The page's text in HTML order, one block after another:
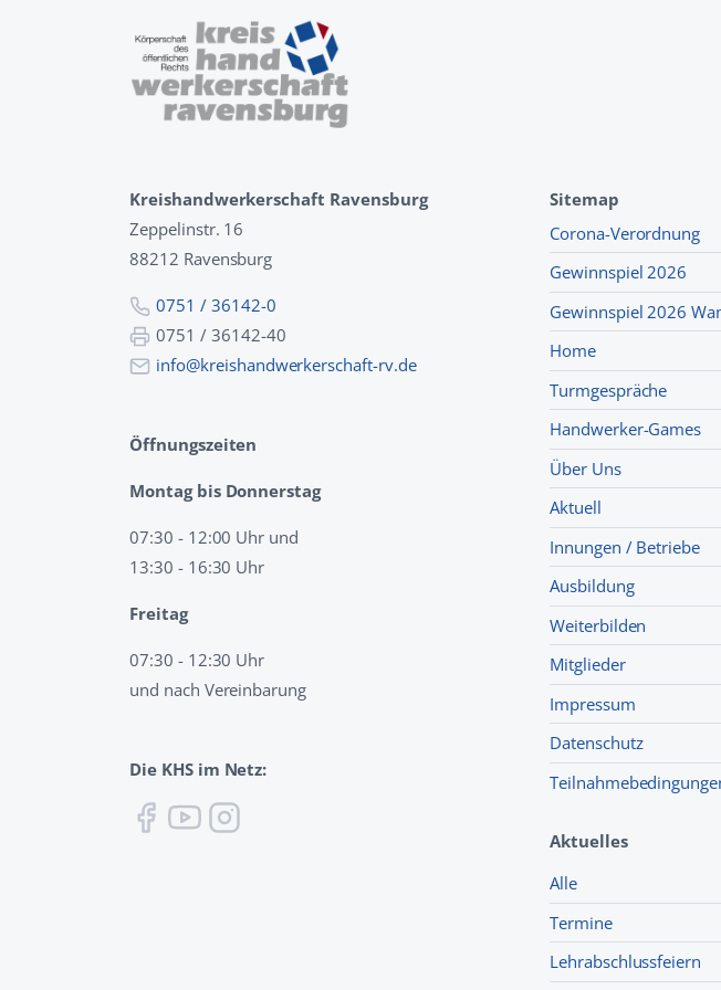
Kreishandwerkerschaft Ravensburg
Zeppelinstr. 16
88212 Ravensburg
0751 / 36142-0
0751 / 36142-40
info@kreishandwerkerschaft-rv.de
Öffnungszeiten
Montag bis Donnerstag
07:30 - 12:00 Uhr und
13:30 - 16:30 Uhr
Freitag
07:30 - 12:30 Uhr
und nach Vereinbarung
Die KHS im Netz:
Sitemap
Corona-Verordnung
Gewinnspiel 2026
Gewinnspiel 2026
Home
Turmgespräche
Handwerker-Games
Über Uns
Aktuell
Innungen / Betriebe
Ausbildung
Weiterbilden
Mitglieder
Impressum
Datenschutz
Aktuelles
Alle
Termine
Lehr­abschluss­feiern